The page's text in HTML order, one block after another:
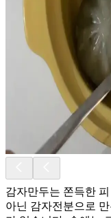
감자만두는 쫀득한
아닌 감자전분으로